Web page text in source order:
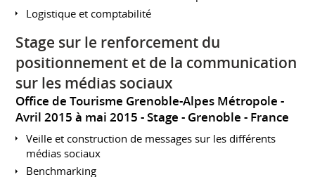
Logistique et comptabilité
Stage sur le renforcement du
positionnement et de la communication
sur les médias sociaux
Office de Tourisme Grenoble-Alpes Métropole
Avril 2015 à mai 2015 Stage Grenoble France
Veille et construction de messages sur les différents
médias sociaux
Benchmarking